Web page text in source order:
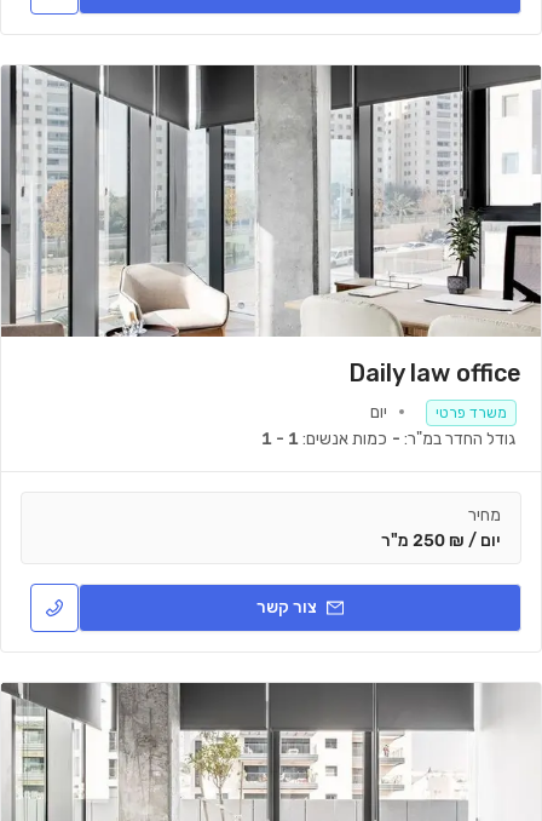
Daily law office
משרד פרטי
יום
כמות אנשים:1 - 1 גודל החדר במ"ר: -
מחיר
יום / ₪ 250 מ"ר
צור קשר